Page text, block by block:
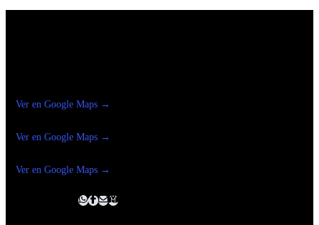
Ver en Google Maps →
Ver en Google Maps →
Ver en Google Maps →